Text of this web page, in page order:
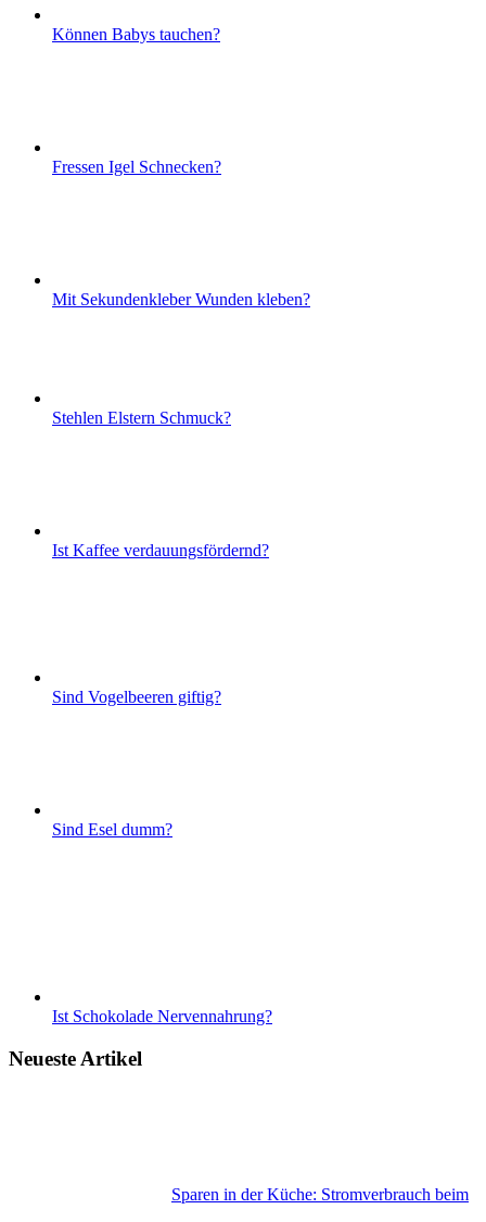
Können Babys tauchen?
Fressen Igel Schnecken?
Mit Sekundenkleber Wunden kleben?
Stehlen Elstern Schmuck?
Ist Kaffee verdauungsfördernd?
Sind Vogelbeeren giftig?
Sind Esel dumm?
Ist Schokolade Nervennahrung?
Neueste Artikel
Sparen in der Küche: Stromverbrauch beim